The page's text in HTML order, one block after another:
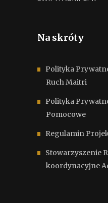
Na skróty
Polityka
Ruch Maitri
Polityka
Pomocowe
Regulamin
Stowarzyszenie
koordynacyjne